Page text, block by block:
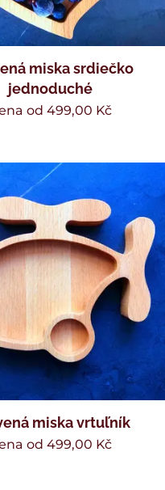
miska srdiečko
jednoduché
od 499,00 Kč
miska vrtuľník
od 499,00 Kč